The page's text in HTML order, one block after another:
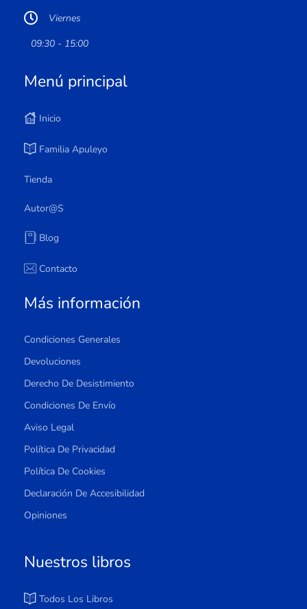
Viernes
09:30 - 15:00
Menú principal
Inicio
Familia Apuleyo
Tienda
Autor@s
Blog
Contacto
Más información
Condiciones Generales
Devoluciones
Derecho De Desistimiento
Condiciones De Envío
Aviso Legal
Política De Privacidad
Política De Cookies
Declaración De Accesibilidad
Opiniones
Nuestros libros
Todos Los Libros